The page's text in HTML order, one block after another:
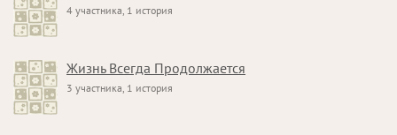
4 участника, 1 история
Жизнь Всегда Продолжается
3 участника, 1 история